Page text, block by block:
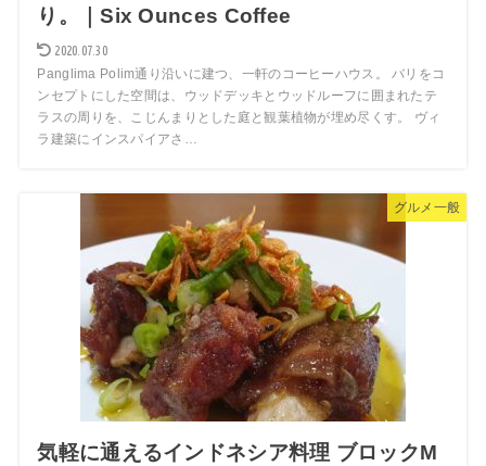
り。｜Six Ounces Coffee
2020.07.30
Panglima Polim通り沿いに建つ、一軒のコーヒーハウス。 バリをコ
ンセプトにした空間は、ウッドデッキとウッドルーフに囲まれたテ
ラスの周りを、こじんまりとした庭と観葉植物が埋め尽くす。 ヴィ
ラ建築にインスパイアさ…
グルメ一般
気軽に通えるインドネシア料理 ブロックM